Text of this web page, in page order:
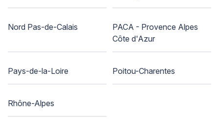
Nord Pas-de-Calais
PACA - Provence Alpes
Côte d'Azur
Pays-de-la-Loire Poitou-Charentes
Rhône-Alpes